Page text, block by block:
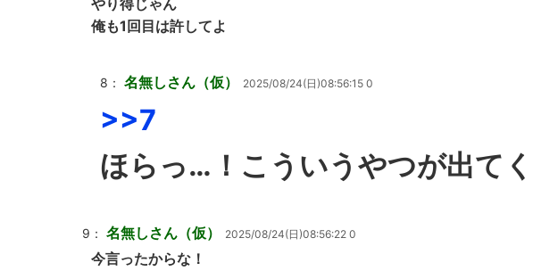
やり得じゃん
俺も1回目は許してよ
8： 名無しさん（仮） 2025/08/24(日)08:56:15 0
>>7
ほらっ…！こういうやつが出て
9： 名無しさん（仮） 2025/08/24(日)08:56:22 0
今言ったからな！